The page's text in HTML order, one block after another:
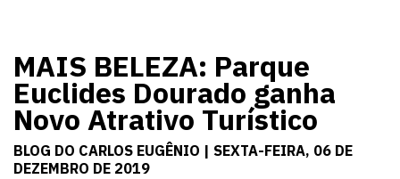
MAIS BELEZA: Parque
Euclides Dourado ganha
Novo Atrativo Turístico
BLOG DO CARLOS EUGÊNIO | SEXTA-FEIRA, 06 DE
DEZEMBRO DE 2019